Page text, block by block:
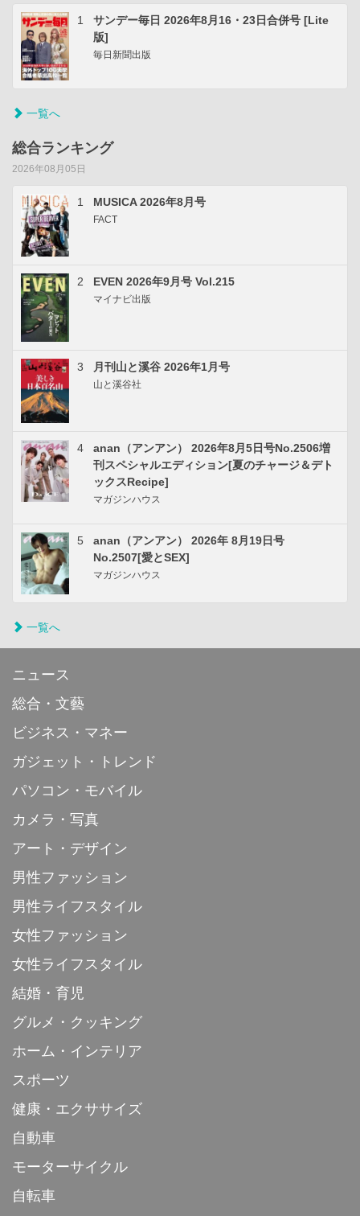
1
サンデー毎日 2026年8月16・23日合併号 [Lite
版]
毎日新聞出版
一覧へ
総合ランキング
2026年08月05日
1 MUSICA 2026年8月号
FACT
2 EVEN 2026年9月号 Vol.215
マイナビ出版
3 月刊山と溪谷 2026年1月号
山と溪谷社
4
anan（アンアン） 2026年8月5日号No.2506増
刊スペシャルエディション[夏のチャージ＆デト
ックスRecipe]
マガジンハウス
5
anan（アンアン） 2026年 8月19日号
No.2507[愛とSEX]
マガジンハウス
一覧へ
ニュース
総合・文藝
ビジネス・マネー
ガジェット・トレンド
パソコン・モバイル
カメラ・写真
アート・デザイン
男性ファッション
男性ライフスタイル
女性ファッション
女性ライフスタイル
結婚・育児
グルメ・クッキング
ホーム・インテリア
スポーツ
健康・エクササイズ
自動車
モーターサイクル
自転車